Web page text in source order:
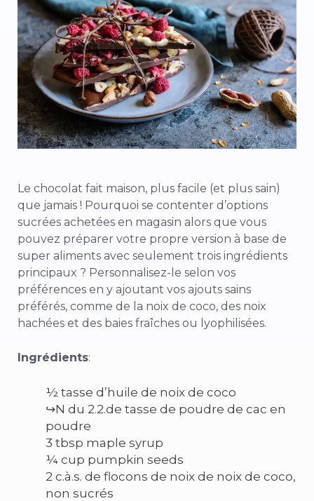
Le chocolat fait maison, plus facile (et plus sain)
que jamais ! Pourquoi se contenter d’options
sucrées achetées en magasin alors que vous
pouvez préparer votre propre version à base de
super aliments avec seulement trois ingrédients
principaux ? Personnalisez-le selon vos
préférences en y ajoutant vos ajouts sains
préférés, comme de la noix de coco, des noix
hachées et des baies fraîches ou lyophilisées.
Ingrédients:
½ tasse d’huile de noix de coco
↪N du 2.2.de tasse de poudre de cac en
poudre
3 tbsp maple syrup
¼ cup pumpkin seeds
2 c.à.s. de flocons de noix de noix de coco,
non sucrés